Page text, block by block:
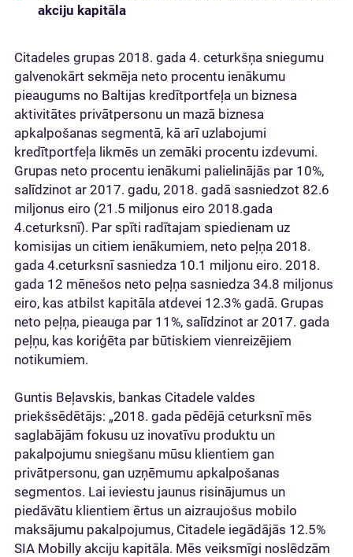
akciju kapitāla
Citadeles grupas 2018. gada 4. ceturkšņa sniegumu
galvenokārt sekmēja neto procentu ienākumu
pieaugums no Baltijas kredītportfeļa un biznesa
aktivitātes privātpersonu un mazā biznesa
apkalpošanas segmentā, kā arī uzlabojumi
kredītportfeļa likmēs un zemāki procentu izdevumi.
Grupas neto procentu ienākumi palielinājās par 10%,
salīdzinot ar 2017. gadu, 2018. gadā sasniedzot 82.6
miljonus eiro (21.5 miljonus eiro 2018.gada
4.ceturksnī). Par spīti radītajam spiedienam uz
komisijas un citiem ienākumiem, neto peļņa 2018.
gada 4.ceturksnī sasniedza 10.1 miljonu eiro. 2018.
gada 12 mēnešos neto peļņa sasniedza 34.8 miljonus
eiro, kas atbilst kapitāla atdevei 12.3% gadā. Grupas
neto peļņa, pieauga par 11%, salīdzinot ar 2017. gada
peļņu, kas koriģēta par būtiskiem vienreizējiem
notikumiem.
Guntis Beļavskis, bankas Citadele valdes
priekšsēdētājs: „2018. gada pēdējā ceturksnī mēs
saglabājām fokusu uz inovatīvu produktu un
pakalpojumu sniegšanu mūsu klientiem gan
privātpersonu, gan uzņēmumu apkalpošanas
segmentos. Lai ieviestu jaunus risinājumus un
piedāvātu klientiem ērtus un aizraujošus mobilo
maksājumu pakalpojumus, Citadele iegādājās 12.5%
SIA Mobilly akciju kapitāla. Mēs veiksmīgi noslēdzām